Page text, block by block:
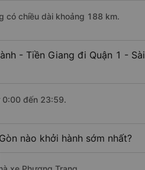
có chiều dài khoảng 188 km.
- Tiền Giang đi Quận 1 - Sài
0:00 đến 23:59.
nào khởi hành sớm nhất?